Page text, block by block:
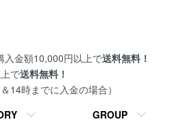
入金額10,000円以上で送料無料！
で送料無料！
14時までに入金の場合）
GROUP